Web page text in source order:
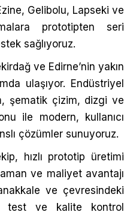
Gelibolu, Lapseki ve
prototipten seri
sağlıyoruz.
ve Edirne’nin yakın
ulaşıyor. Endüstriyel
şematik çizim, dizgi ve
ile modern, kullanıcı
çözümler sunuyoruz.
hızlı prototip üretimi
ve maliyet avantajı
ve çevresindeki
test ve kalite kontrol